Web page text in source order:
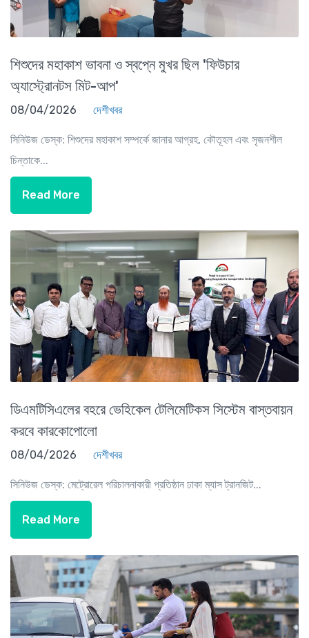
শিশুদের মহাকাশ ভাবনা ও স্বপ্নে মুখর ছিল 'ফিউচার
অ্যাস্ট্রোনটস মিট-আপ'
08/04/2026 দেশীখবর
সিনিউজ ডেস্ক: শিশুদের মহাকাশ সম্পর্কে জানার আগ্রহ, কৌতূহল এবং সৃজনশীল
চিন্তাকে...
Read More
ডিএমটিসিএলের বহরে ভেহিকেল টেলিমেটিকস সিস্টেম বাস্তবায়ন
করবে কারকোপোলো
08/04/2026 দেশীখবর
সিনিউজ ডেস্ক: মেট্রোরেল পরিচালনাকারী প্রতিষ্ঠান ঢাকা ম্যাস ট্রানজিট...
Read More